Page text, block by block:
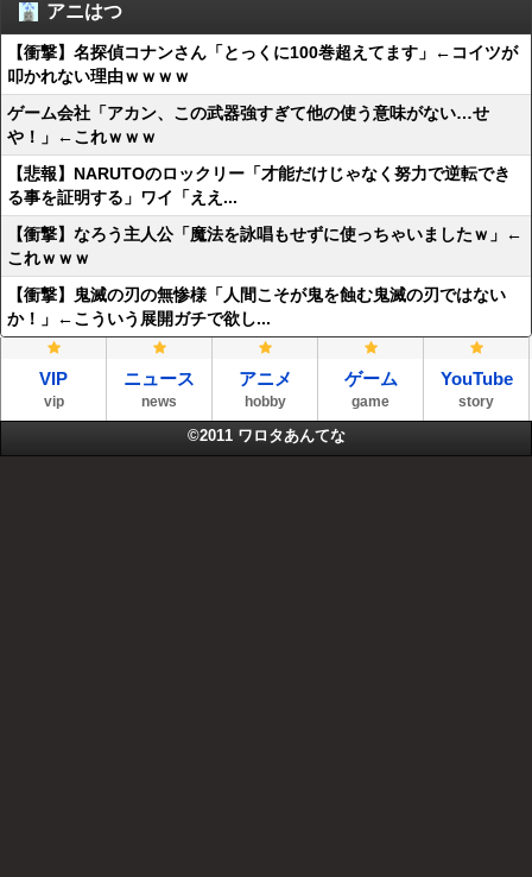
アニはつ
【衝撃】名探偵コナンさん「とっくに100巻超えてます」←コイツが
叩かれない理由ｗｗｗｗ
ゲーム会社「アカン、この武器強すぎて他の使う意味がない…せ
や！」←これｗｗｗ
【悲報】NARUTOのロックリー「才能だけじゃなく努力で逆転でき
る事を証明する」ワイ「ええ...
【衝撃】なろう主人公「魔法を詠唱もせずに使っちゃいましたｗ」←
これｗｗｗ
【衝撃】鬼滅の刃の無惨様「人間こそが鬼を蝕む鬼滅の刃ではない
か！」←こういう展開ガチで欲し...
VIP
vip
ニュース
news
アニメ
hobby
ゲーム
game
YouTube
story
©2011 ワロタあんてな